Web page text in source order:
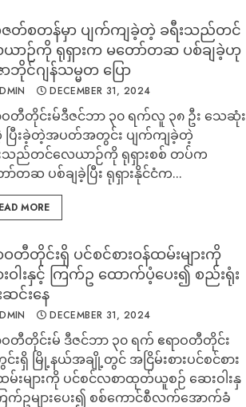
တ်စတန်မှာ ပျက်ကျခဲ့တဲ့ ခရီးသည်တင်
ာဉ်ကို ရုရှားက မတော်တဆ ပစ်ချခဲ့ဟု
ဘိုင်ဂျန်သမ္မတ ပြော
DECEMBER 31, 2024
ဝတီတိုင်းမ်ဒီဇင်ဘာ ၃၀ ရက်လူ ၃၈ ဦး သေဆုံး
ပြီးခဲ့တဲ့အပတ်အတွင်း ပျက်ကျခဲ့တဲ့
သည်တင်လေယာဉ်ကို ရုရှားစစ် တပ်က
ာ်တဆ ပစ်ချခဲ့ပြီး ရုရှားနိုင်ငံက...
MORE
ဝတီတိုင်းရှိ ပင်စင်စားဝန်ထမ်းများကို
ဝါးနှင့် ကြက်ဥ ထောက်ပံ့ပေး၍ စည်းရုံး
ဆင်းနေ
DECEMBER 31, 2024
ဝတီတိုင်းမ် ဒီဇင်ဘာ ၃၀ ရက် ဧရာဝတီတိုင်း
းရှိ မြို့နယ်အချို့တွင် အငြိမ်းစားပင်စင်စား
မ်းများကို ပင်စင်လစာထုတ်ယူစဉ် ဆေးဝါးနှ
က်ဥများပေး၍ စစ်ကောင်စီလက်အောက်ခံ